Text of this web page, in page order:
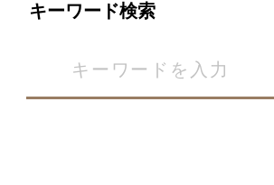
キーワード検索